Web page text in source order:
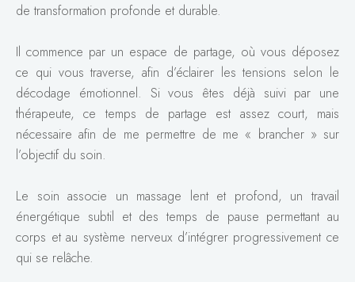
de transformation profonde et durable.
Il commence par un espace de partage, où vous déposez
ce qui vous traverse, afin d’éclairer les tensions selon le
décodage émotionnel. Si vous êtes déjà suivi par une
thérapeute, ce temps de partage est assez court, mais
nécessaire afin de me permettre de me « brancher » sur
l’objectif du soin.
Le soin associe un massage lent et profond, un travail
énergétique subtil et des temps de pause permettant au
corps et au système nerveux d’intégrer progressivement ce
qui se relâche.